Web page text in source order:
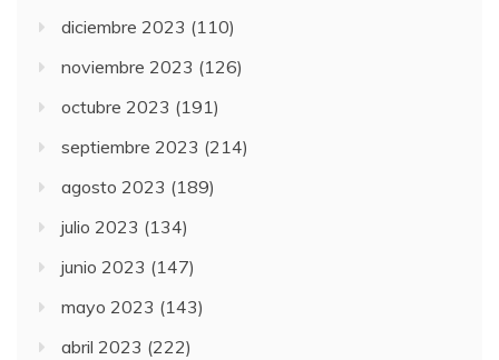
diciembre 2023 (110)
noviembre 2023 (126)
octubre 2023 (191)
septiembre 2023 (214)
agosto 2023 (189)
julio 2023 (134)
junio 2023 (147)
mayo 2023 (143)
abril 2023 (222)